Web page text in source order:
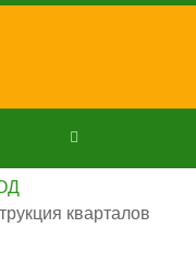
кварталов